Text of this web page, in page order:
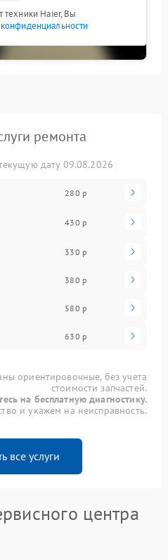
техники Haier, Вы
ремонта
дату 09.08.2026
280 р
430 р
330 р
380 р
580 р
630 р
ориентировочные, без учета
стоимости запчастей.
на бесплатную диагностику.
и укажем на неисправность.
все услуги
центра